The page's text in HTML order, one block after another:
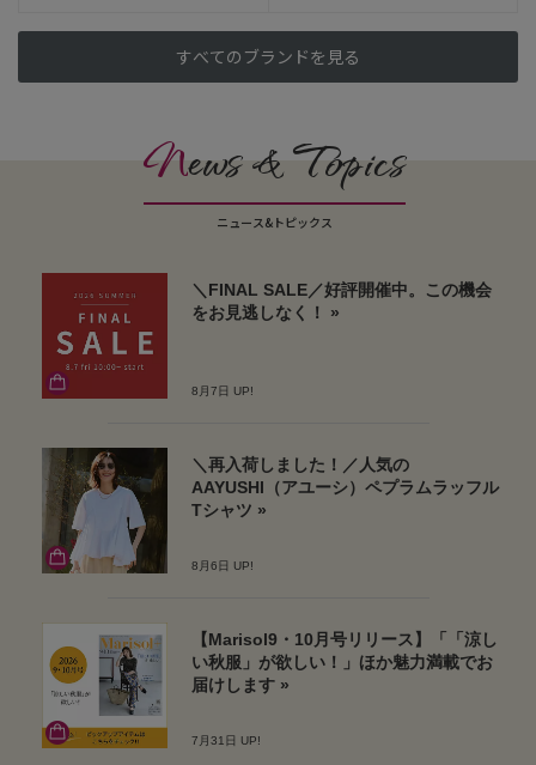
すべてのブランドを見る
News & Topics
ニュース&トピックス